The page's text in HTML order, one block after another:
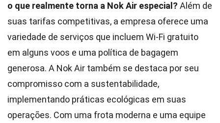
o que realmente torna a Nok Air especial? Além de
suas tarifas competitivas, a empresa oferece uma
variedade de serviços que incluem Wi-Fi gratuito
em alguns voos e uma política de bagagem
generosa. A Nok Air também se destaca por seu
compromisso com a sustentabilidade,
implementando práticas ecológicas em suas
operações. Com uma frota moderna e uma equipe